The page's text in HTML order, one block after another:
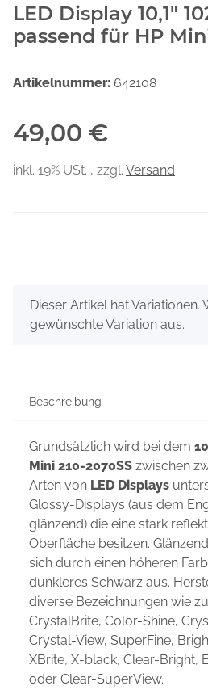
LED Display 10,1"
passend für HP
Artikelnummer: 642108
49,00 €
inkl. 19% USt. , zzgl. Versand
x
Dieser Artikel hat Variationen.
gewünschte Variation aus.
Beschreibung
Grundsätzlich wird bei dem
Mini 210-2070SS zwischen
Arten von LED Displays
Glossy-Displays (aus dem
glänzend) die eine stark
Oberfläche besitzen.
sich durch einen höheren
dunkleres Schwarz aus.
diverse Bezeichnungen wie
CrystalBrite, Color-Shine,
Crystal-View, SuperFine,
XBrite, X-black, Clear-Bright,
oder Clear-SuperView.